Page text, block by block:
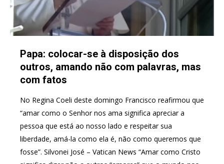
Papa: colocar-se à disposição dos
outros, amando não com palavras, mas
com fatos
No Regina Coeli deste domingo Francisco reafirmou que
“amar como o Senhor nos ama significa apreciar a
pessoa que está ao nosso lado e respeitar sua
liberdade, amá-la como ela é, não como queremos que
fosse”. Silvonei José – Vatican News “Amar como Cristo